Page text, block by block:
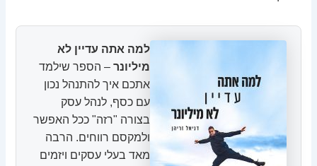
למה אתה עדיין לא
מיליונר – הספר שילמד
אתכם איך להתנהל נכון
עם כסף, לנהל עסק
בצורה "רזה" ככל האפשר
ולמקסם רווחים. הרבה
מאד בעלי עסקים ויזמים